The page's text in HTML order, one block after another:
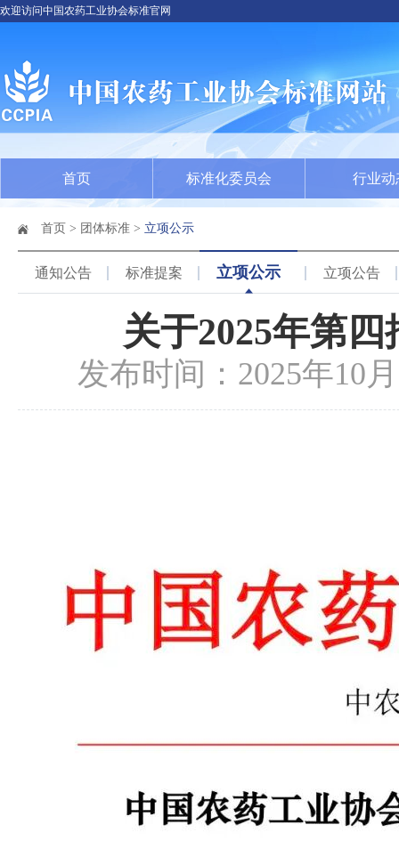
欢迎访问中国农药工业协会标准官网
首页 标准化委员会 行业动
首页 > 团体标准 > 立项公示
通知公告 标准提案 立项公示 立项公告
关于2025年第
发布时间：2025年